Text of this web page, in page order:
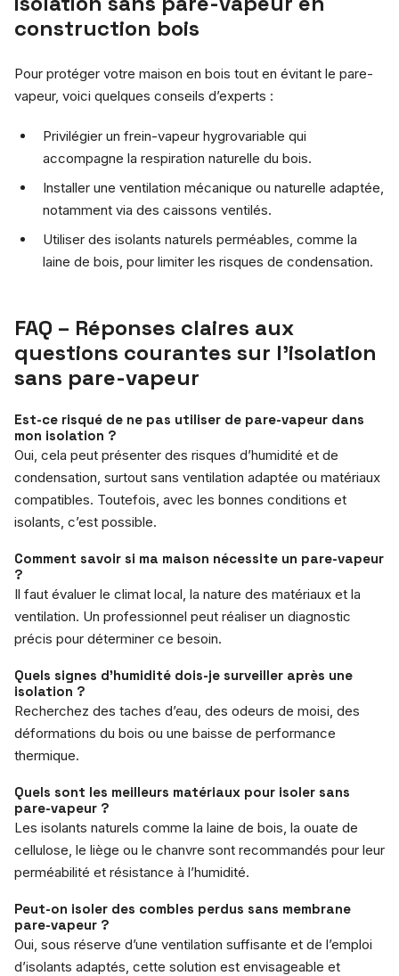
construction bois
Pour protéger votre maison en bois tout en évitant le pare-
vapeur, voici quelques conseils d’experts :
Privilégier un frein-vapeur hygrovariable qui
accompagne la respiration naturelle du bois.
Installer une ventilation mécanique ou naturelle adaptée,
notamment via des caissons ventilés.
Utiliser des isolants naturels perméables, comme la
laine de bois, pour limiter les risques de condensation.
FAQ – Réponses claires aux
questions courantes sur l’isolation
sans pare-vapeur
Est-ce risqué de ne pas utiliser de pare-vapeur dans
mon isolation ?
Oui, cela peut présenter des risques d’humidité et de
condensation, surtout sans ventilation adaptée ou matériaux
compatibles. Toutefois, avec les bonnes conditions et
isolants, c’est possible.
Comment savoir si ma maison nécessite un pare-vapeur
?
Il faut évaluer le climat local, la nature des matériaux et la
ventilation. Un professionnel peut réaliser un diagnostic
précis pour déterminer ce besoin.
Quels signes d’humidité dois-je surveiller après une
isolation ?
Recherchez des taches d’eau, des odeurs de moisi, des
déformations du bois ou une baisse de performance
thermique.
Quels sont les meilleurs matériaux pour isoler sans
pare-vapeur ?
Les isolants naturels comme la laine de bois, la ouate de
cellulose, le liège ou le chanvre sont recommandés pour leur
perméabilité et résistance à l’humidité.
Peut-on isoler des combles perdus sans membrane
pare-vapeur ?
Oui, sous réserve d’une ventilation suffisante et de l’emploi
d’isolants adaptés, cette solution est envisageable et